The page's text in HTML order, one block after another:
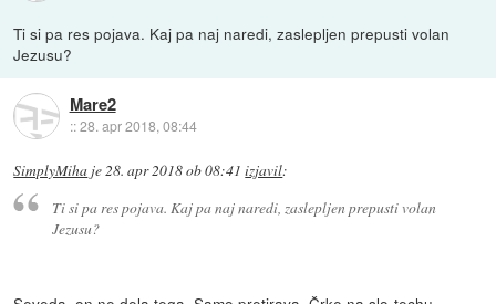
Ti si pa res pojava. Kaj pa naj naredi, zaslepljen prepusti volan
Jezusu?
Mare2
::28. apr 2018, 08:44
SimplyMiha je28. apr 2018 ob 08:41 izjavil:
Ti si pa res pojava. Kaj pa naj naredi, zaslepljen prepusti volan
Jezusu?